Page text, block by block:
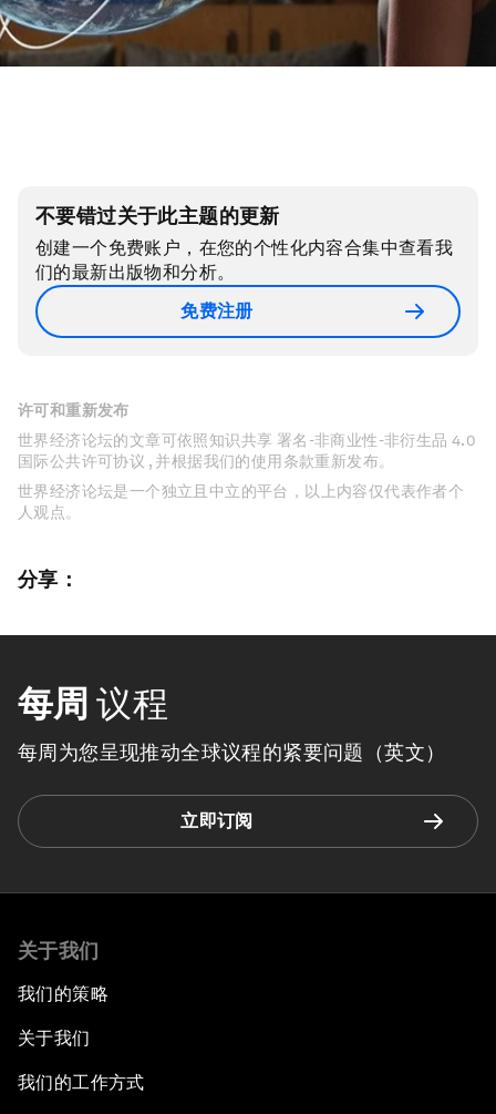
不要错过关于此主题的更新
创建一个免费账户，在您的个性化内容合集中查看我
们的最新出版物和分析。
免费注册
许可和重新发布
世界经济论坛的文章可依照知识共享 署名-非商业性-非衍生品 4.0
国际公共许可协议 , 并根据我们的使用条款重新发布。
世界经济论坛是一个独立且中立的平台，以上内容仅代表作者个
人观点。
分享：
每周 议程
每周为您呈现推动全球议程的紧要问题（英文）
立即订阅
关于我们
我们的策略
关于我们
我们的工作方式